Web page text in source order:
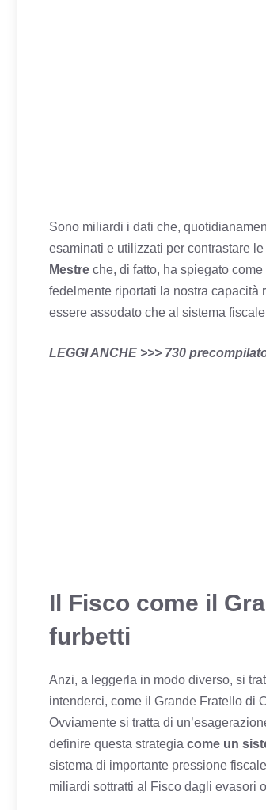
Sono miliardi i dati che,
esaminati e utilizzati per contrastare
Mestre che, di fatto, ha spiegato
fedelmente riportati la nostra capacità
essere assodato che al sistema
LEGGI ANCHE >>> 730
Il Fisco come il
furbetti
Anzi, a leggerla in modo diverso, si
intenderci, come il Grande Fratello di
Ovviamente si tratta di
definire questa strategia come un
sistema di importante pressione
miliardi sottratti al Fisco dagli evasori